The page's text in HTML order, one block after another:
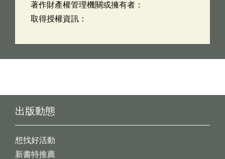
著作財產權管理機關或擁有者：
取得授權資訊：
出版動態
想找好活動
新書特推薦